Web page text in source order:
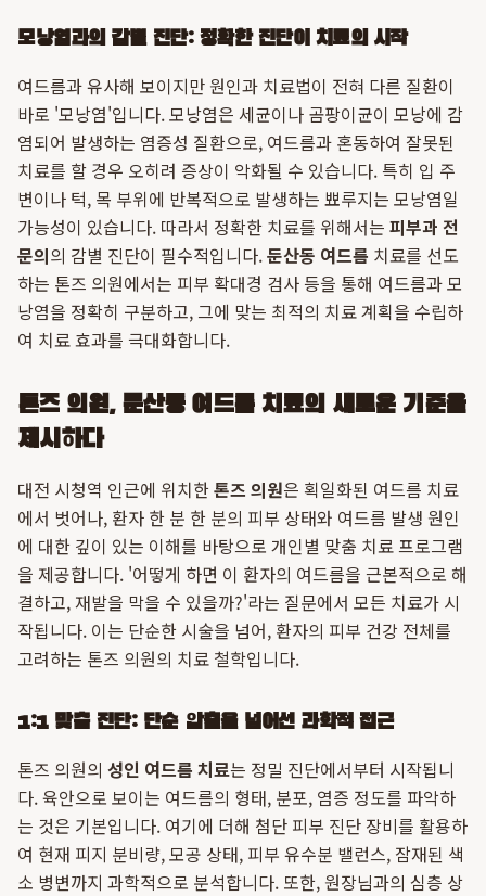
모낭염과의 감별 진단: 정확한 진단이 치료의 시작
여드름과 유사해 보이지만 원인과 치료법이 전혀 다른 질환이
바로 '모낭염'입니다. 모낭염은 세균이나 곰팡이균이 모낭에 감
염되어 발생하는 염증성 질환으로, 여드름과 혼동하여 잘못된
치료를 할 경우 오히려 증상이 악화될 수 있습니다. 특히 입 주
변이나 턱, 목 부위에 반복적으로 발생하는 뾰루지는 모낭염일
가능성이 있습니다. 따라서 정확한 치료를 위해서는 피부과 전
문의의 감별 진단이 필수적입니다.둔산동 여드름 치료를 선도
하는 톤즈 의원에서는 피부 확대경 검사 등을 통해 여드름과 모
낭염을 정확히 구분하고, 그에 맞는 최적의 치료 계획을 수립하
여 치료 효과를 극대화합니다.
톤즈 의원, 둔산동 여드름 치료의 새로운 기준을
제시하다
대전 시청역 인근에 위치한톤즈 의원은 획일화된 여드름 치료
에서 벗어나, 환자 한 분 한 분의 피부 상태와 여드름 발생 원인
에 대한 깊이 있는 이해를 바탕으로 개인별 맞춤 치료 프로그램
을 제공합니다. '어떻게 하면 이 환자의 여드름을 근본적으로 해
결하고, 재발을 막을 수 있을까?'라는 질문에서 모든 치료가 시
작됩니다. 이는 단순한 시술을 넘어, 환자의 피부 건강 전체를
고려하는 톤즈 의원의 치료 철학입니다.
1:1 맞춤 진단: 단순 압출을 넘어선 과학적 접근
톤즈 의원의 성인 여드름 치료는 정밀 진단에서부터 시작됩니
다. 육안으로 보이는 여드름의 형태, 분포, 염증 정도를 파악하
는 것은 기본입니다. 여기에 더해 첨단 피부 진단 장비를 활용하
여 현재 피지 분비량, 모공 상태, 피부 유수분 밸런스, 잠재된 색
소 병변까지 과학적으로 분석합니다. 또한, 원장님과의 심층 상